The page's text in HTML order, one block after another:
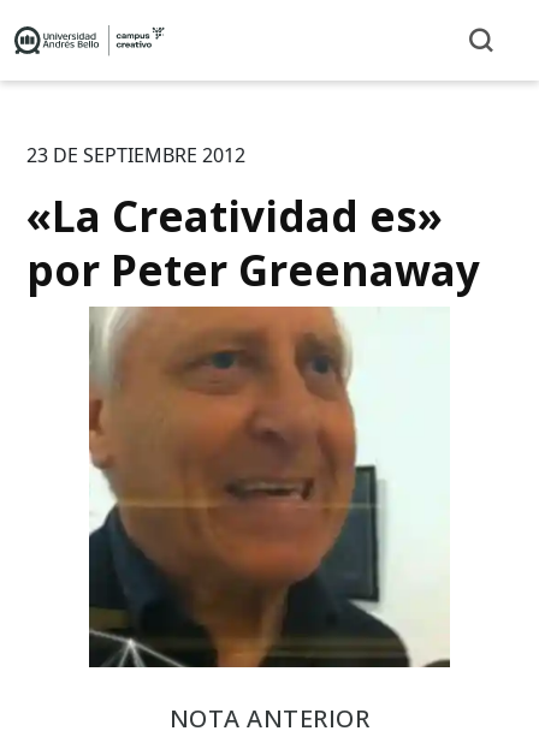
23 DE SEPTIEMBRE 2012
«La Creatividad es»
por Peter Greenaway
NOTA ANTERIOR